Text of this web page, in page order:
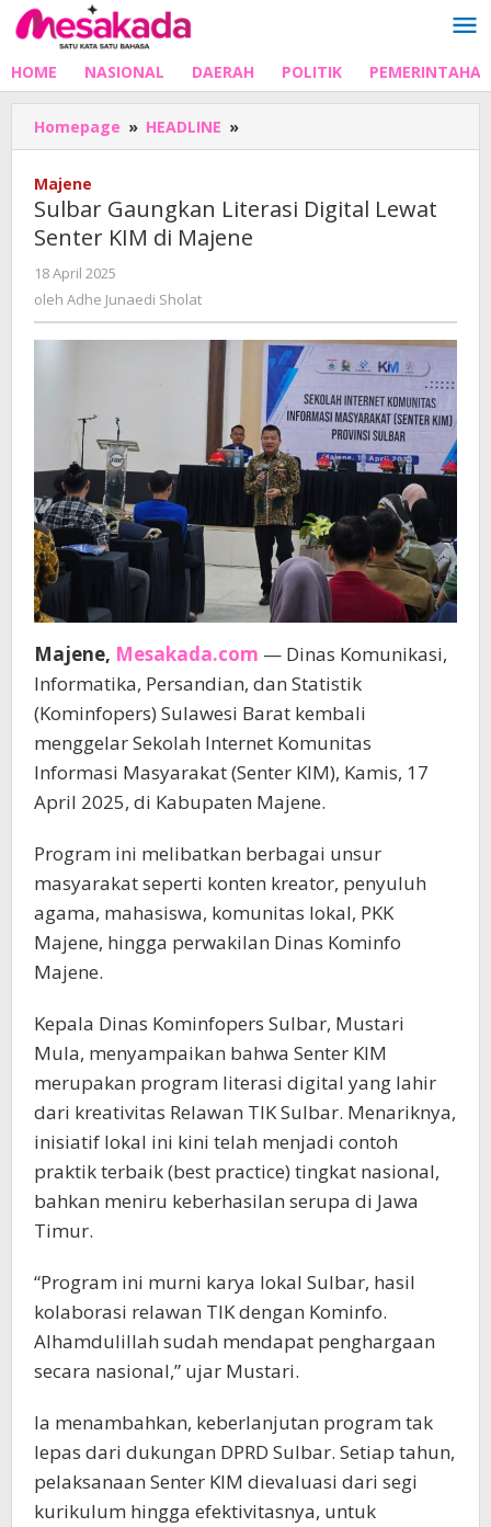
Lewati
ke
HOME NASIONAL DAERAH POLITIK
Homepage » HEADLINE »
Gaungkan
Lewat
Senter
Majene
Sulbar Gaungkan Literasi Digital Lewat
Senter KIM di Majene
18 April 2025
Adhe
oleh Adhe Junaedi Sholat
Majene, Mesakada.com — Dinas Komunikasi,
Informatika, Persandian, dan Statistik
(Kominfopers) Sulawesi Barat kembali
menggelar Sekolah Internet Komunitas
Informasi Masyarakat (Senter KIM), Kamis, 17
April 2025, di Kabupaten Majene.
Program ini melibatkan berbagai unsur
masyarakat seperti konten kreator, penyuluh
agama, mahasiswa, komunitas lokal, PKK
Majene, hingga perwakilan Dinas Kominfo
Majene.
Kepala Dinas Kominfopers Sulbar, Mustari
Mula, menyampaikan bahwa Senter KIM
merupakan program literasi digital yang lahir
dari kreativitas Relawan TIK Sulbar. Menariknya,
inisiatif lokal ini kini telah menjadi contoh
praktik terbaik (best practice) tingkat nasional,
bahkan meniru keberhasilan serupa di Jawa
Timur.
“Program ini murni karya lokal Sulbar, hasil
kolaborasi relawan TIK dengan Kominfo.
Alhamdulillah sudah mendapat penghargaan
secara nasional,” ujar Mustari.
Ia menambahkan, keberlanjutan program tak
lepas dari dukungan DPRD Sulbar. Setiap tahun,
pelaksanaan Senter KIM dievaluasi dari segi
kurikulum hingga efektivitasnya, untuk